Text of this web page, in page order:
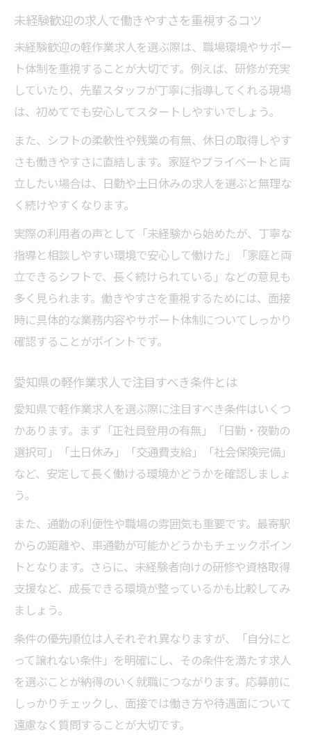
未経験歓迎の求人で働きやすさを重視するコツ
未経験歓迎の軽作業求人を選ぶ際は、職場環境やサポー
ト体制を重視することが大切です。例えば、研修が充実
していたり、先輩スタッフが丁寧に指導してくれる現場
は、初めてでも安心してスタートしやすいでしょう。
また、シフトの柔軟性や残業の有無、休日の取得しやす
さも働きやすさに直結します。家庭やプライベートと両
立したい場合は、日勤や土日休みの求人を選ぶと無理な
く続けやすくなります。
実際の利用者の声として「未経験から始めたが、丁寧な
指導と相談しやすい環境で安心して働けた」「家庭と両
立できるシフトで、長く続けられている」などの意見も
多く見られます。働きやすさを重視するためには、面接
時に具体的な業務内容やサポート体制についてしっかり
確認することがポイントです。
愛知県の軽作業求人で注目すべき条件とは
愛知県で軽作業求人を選ぶ際に注目すべき条件はいくつ
かあります。まず「正社員登用の有無」「日勤・夜勤の
選択可」「土日休み」「交通費支給」「社会保険完備」
など、安定して長く働ける環境かどうかを確認しましょ
う。
また、通勤の利便性や職場の雰囲気も重要です。最寄駅
からの距離や、車通勤が可能かどうかもチェックポイン
トとなります。さらに、未経験者向けの研修や資格取得
支援など、成長できる環境が整っているかも比較してみ
ましょう。
条件の優先順位は人それぞれ異なりますが、「自分にと
って譲れない条件」を明確にし、その条件を満たす求人
を選ぶことが納得のいく就職につながります。応募前に
しっかりチェックし、面接では働き方や待遇面について
遠慮なく質問することが大切です。